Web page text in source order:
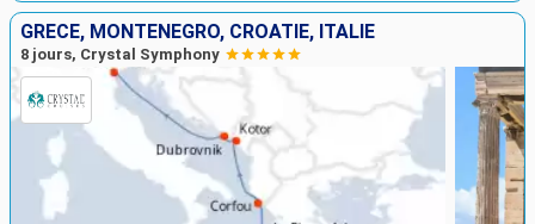
GRÈCE, MONTÉNÉGRO, CROATIE, ITALIE
8 jours, Crystal Symphony